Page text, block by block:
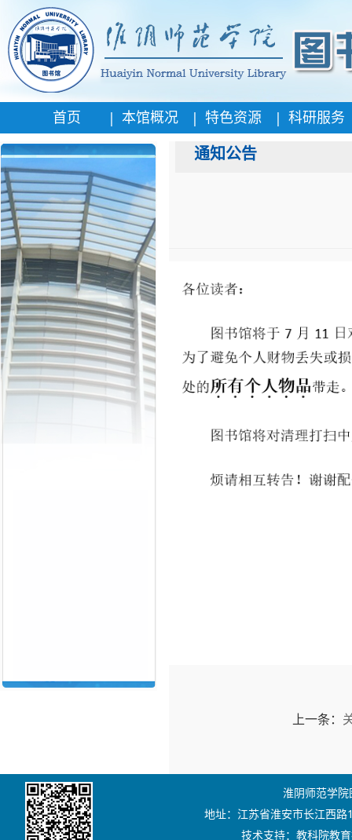
首页 | 本馆概况 | 特色资源 | 科研服务
通知公告
上一条：
淮阴师范学
地址：江苏省淮安市长江西
技术支持：教科院教